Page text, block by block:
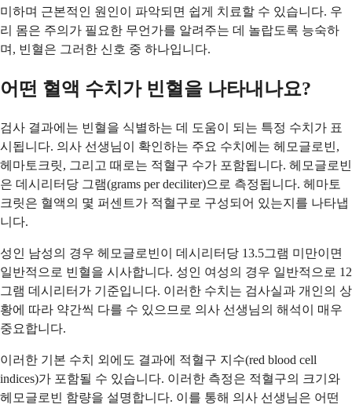
미하며 근본적인 원인이 파악되면 쉽게 치료할 수 있습니다. 우
리 몸은 주의가 필요한 무언가를 알려주는 데 놀랍도록 능숙하
며, 빈혈은 그러한 신호 중 하나입니다.
어떤 혈액 수치가 빈혈을 나타내나요?
검사 결과에는 빈혈을 식별하는 데 도움이 되는 특정 수치가 표
시됩니다. 의사 선생님이 확인하는 주요 수치에는 헤모글로빈,
헤마토크릿, 그리고 때로는 적혈구 수가 포함됩니다. 헤모글로빈
은 데시리터당 그램(grams per deciliter)으로 측정됩니다. 헤마토
크릿은 혈액의 몇 퍼센트가 적혈구로 구성되어 있는지를 나타냅
니다.
성인 남성의 경우 헤모글로빈이 데시리터당 13.5그램 미만이면
일반적으로 빈혈을 시사합니다. 성인 여성의 경우 일반적으로 12
그램 데시리터가 기준입니다. 이러한 수치는 검사실과 개인의 상
황에 따라 약간씩 다를 수 있으므로 의사 선생님의 해석이 매우
중요합니다.
이러한 기본 수치 외에도 결과에 적혈구 지수(red blood cell
indices)가 포함될 수 있습니다. 이러한 측정은 적혈구의 크기와
헤모글로빈 함량을 설명합니다. 이를 통해 의사 선생님은 어떤